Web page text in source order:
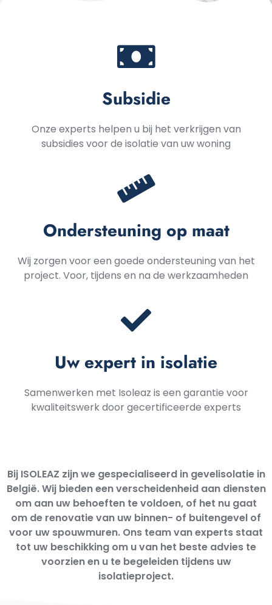
Subsidie
Onze experts helpen u bij het verkrijgen van
subsidies voor de isolatie van uw woning
Ondersteuning op maat
Wij zorgen voor een goede ondersteuning van het
project. Voor, tijdens en na de werkzaamheden
Uw expert in isolatie
Samenwerken met Isoleaz is een garantie voor
kwaliteitswerk door gecertificeerde experts
Bij ISOLEAZ zijn we gespecialiseerd in gevelisolatie in
België. Wij bieden een verscheidenheid aan diensten
om aan uw behoeften te voldoen, of het nu gaat
om de renovatie van uw binnen- of buitengevel of
voor uw spouwmuren. Ons team van experts staat
tot uw beschikking om u van het beste advies te
voorzien en u te begeleiden tijdens uw
isolatieproject.